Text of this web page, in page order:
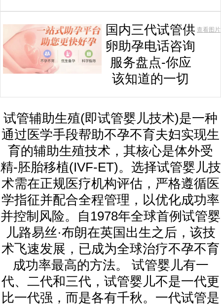
国内三代试管供
卵助孕电话咨询
服务盘点-你应
该知道的一切
查看图片
试管辅助生殖(即试管婴儿技术)是一种
通过医学手段帮助不孕不育夫妇实现生
育的辅助生殖技术，其核心是体外受
精-胚胎移植(IVF-ET)。选择试管婴儿技
术需在正规医疗机构评估，严格遵循医
学指征并配合全程管理，以优化成功率
并控制风险。自1978年全球首例试管婴
儿路易丝·布朗在英国出生之后，该技
术飞速发展，已成为全球治疗不孕不育
成功率最高的方法。 试管婴儿有一
代、二代和三代，试管婴儿不是一代更
比一代强，而是各有千秋。一代试管是